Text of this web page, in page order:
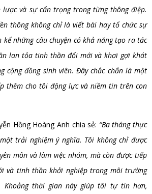
và sự cẩn trọng trong từng thông điệp.
thông không chỉ là viết bài hay tổ chức sự
những câu chuyện có khả năng tạo ra tác
lan tỏa tinh thần đổi mới và khơi gợi khát
cộng đồng sinh viên. Đây chắc chắn là một
thêm cho tôi động lực và niềm tin trên con
Hồng Hoàng Anh chia sẻ: “Ba tháng thực
trải nghiệm ý nghĩa. Tôi không chỉ được
môn và làm việc nhóm, mà còn được tiếp
và tinh thần khởi nghiệp trong môi trường
Khoảng thời gian này giúp tôi tự tin hơn,